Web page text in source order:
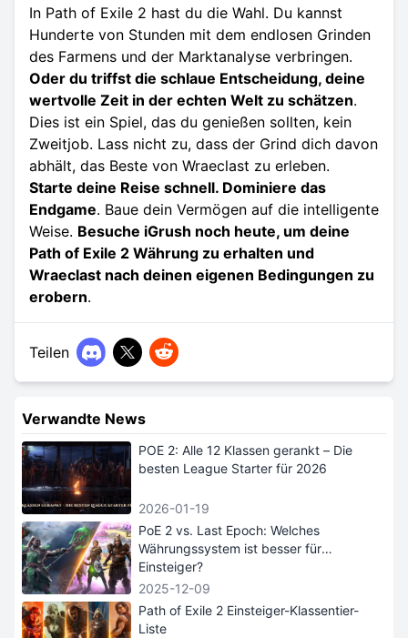
In Path of Exile 2 hast du die Wahl. Du kannst
Hunderte von Stunden mit dem endlosen Grinden
des Farmens und der Marktanalyse verbringen.
Oder du triffst die schlaue Entscheidung, deine
wertvolle Zeit in der echten Welt zu schätzen.
Dies ist ein Spiel, das du genießen sollten, kein
Zweitjob. Lass nicht zu, dass der Grind dich davon
abhält, das Beste von Wraeclast zu erleben.
Starte deine Reise schnell. Dominiere das
Endgame. Baue dein Vermögen auf die intelligente
Weise. Besuche iGrush noch heute, um deine
Path of Exile 2 Währung zu erhalten und
Wraeclast nach deinen eigenen Bedingungen zu
erobern.
Teilen
Verwandte News
POE 2: Alle 12 Klassen gerankt – Die
besten League Starter für 2026
2026-01-19
PoE 2 vs. Last Epoch: Welches
Währungssystem ist besser für
Einsteiger?
2025-12-09
Path of Exile 2 Einsteiger-Klassentier-
Liste